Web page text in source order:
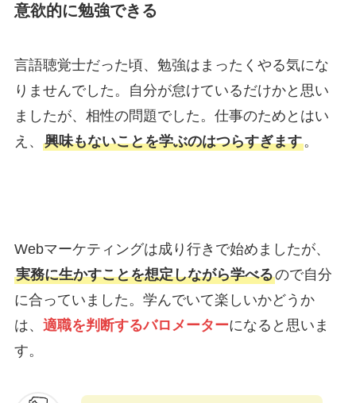
意欲的に勉強できる
言語聴覚士だった頃、勉強はまったくやる気にな
りませんでした。自分が怠けているだけかと思い
ましたが、相性の問題でした。仕事のためとはい
え、 興味もないことを学ぶのはつらすぎます。
Webマーケティングは成り行きで始めましたが、
実務に生かすことを想定しながら学べるので自分
に合っていました。学んでいて楽しいかどうか
は、 適職を判断するバロメーターになると思いま
す。